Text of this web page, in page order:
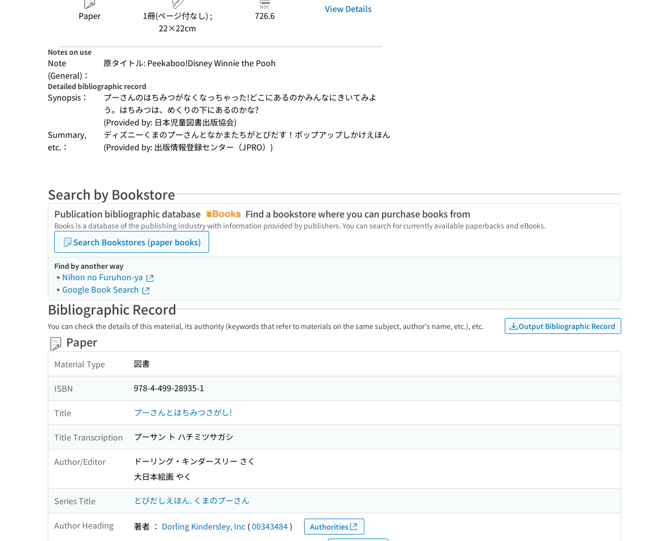
Paper
1冊(ページ付なし) ;
22×22cm
726.6
View Details
Notes on use
Note
(General)：
原タイトル: Peekaboo!Disney Winnie the Pooh
Detailed bibliographic record
Synopsis：
プーさんのはちみつがなくなっちゃった!どこにあるのかみんなにきいてみよ
う。はちみつは、めくりの下にあるのかな?
(Provided by: 日本児童図書出版協会)
Summary,
etc.：
ディズニーくまのプーさんとなかまたちがとびだす！ポップアップしかけえほん
(Provided by: 出版情報登録センター（JPRO）)
Search by Bookstore
Publication bibliographic database Find a bookstore where you can purchase books from
Books is a database of the publishing industry with information provided by publishers. You can search for currently available paperbacks and eBooks.
Search Bookstores (paper books)
Find by another way
Nihon no Furuhon-ya
Google Book Search
Bibliographic Record
You can check the details of this material, its authority (keywords that refer to materials on the same subject, author's name, etc.), etc. Output Bibliographic Record
Paper
Material Type 図書
ISBN 978-4-499-28935-1
Title プーさんとはちみつさがし!
Title Transcription プーサン ト ハチミツサガシ
Author/Editor
ドーリング・キンダースリー さく
大日本絵画 やく
Series Title とびだしえほん. くまのプーさん
Author Heading 著者 ： Dorling Kindersley, Inc (00343484) Authorities